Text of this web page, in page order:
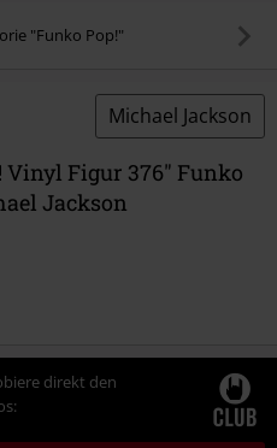
"Funko Pop!"
Michael Jackson
Vinyl Figur 376" Funko
Jackson
direkt den